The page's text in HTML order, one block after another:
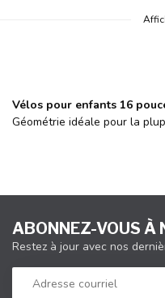
Vélos pour enfants 16
Géométrie idéale pour la
ABONNEZ-VOUS À
Restez à jour avec nos